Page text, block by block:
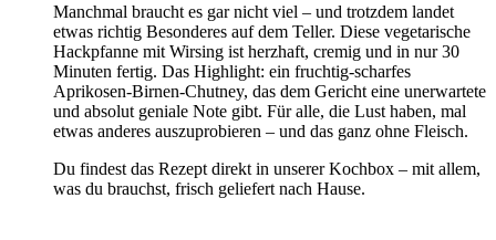
Manchmal braucht es gar nicht viel – und trotzdem landet
etwas richtig Besonderes auf dem Teller. Diese vegetarische
Hackpfanne mit Wirsing ist herzhaft, cremig und in nur 30
Minuten fertig. Das Highlight: ein fruchtig-scharfes
Aprikosen-Birnen-Chutney, das dem Gericht eine unerwartete
und absolut geniale Note gibt. Für alle, die Lust haben, mal
etwas anderes auszuprobieren – und das ganz ohne Fleisch.
Du findest das Rezept direkt in unserer Kochbox – mit allem,
was du brauchst, frisch geliefert nach Hause.